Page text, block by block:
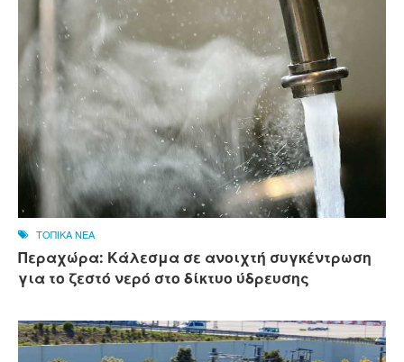
ΤΟΠΙΚΑ ΝΕΑ
Περαχώρα: Κάλεσμα σε ανοιχτή συγκέντρωση
για το ζεστό νερό στο δίκτυο ύδρευσης